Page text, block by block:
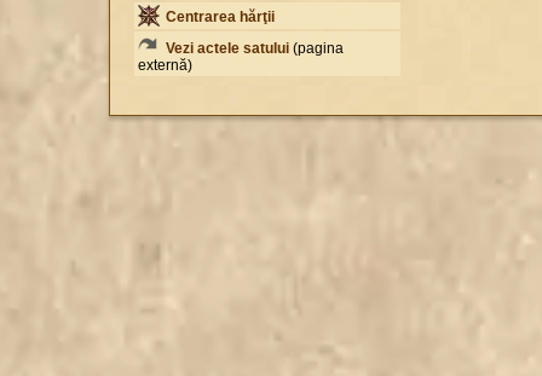
Centrarea hărţii
Vezi actele satului (pagina
externă)